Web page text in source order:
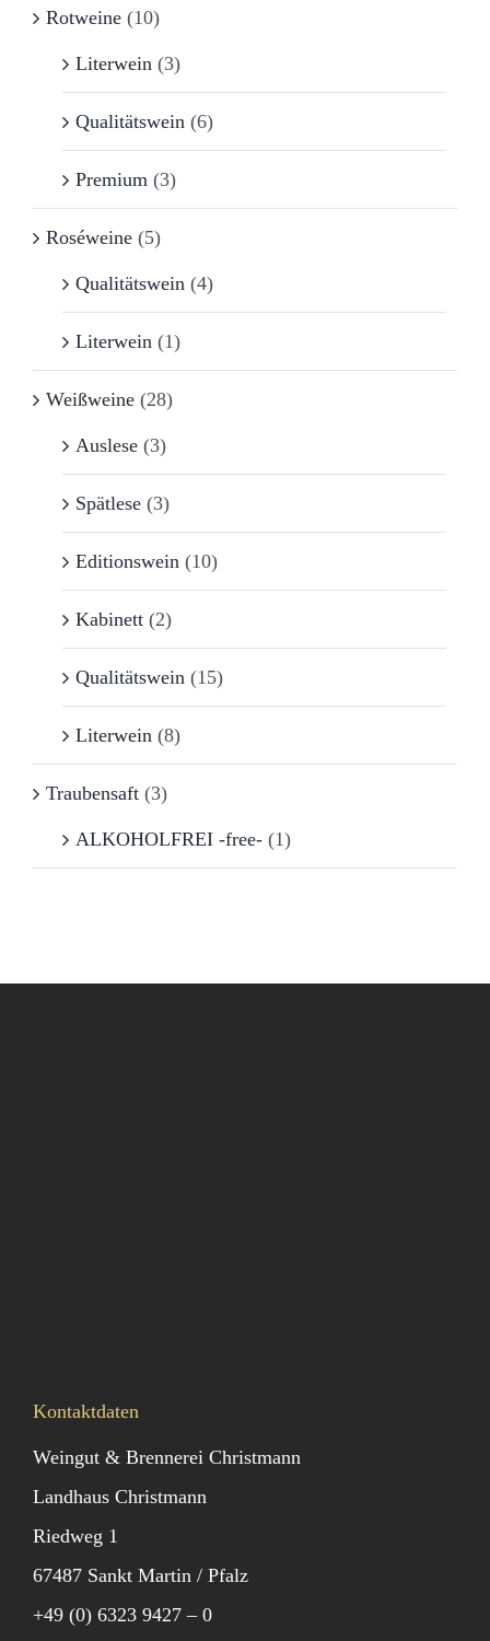
Rotweine (10)
Literwein (3)
Qualitätswein (6)
Premium (3)
Roséweine (5)
Qualitätswein (4)
Literwein (1)
Weißweine (28)
Auslese (3)
Spätlese (3)
Editionswein (10)
Kabinett (2)
Qualitätswein (15)
Literwein (8)
Traubensaft (3)
ALKOHOLFREI -free- (1)
Kontaktdaten
Weingut & Brennerei Christmann
Landhaus Christmann
Riedweg 1
67487 Sankt Martin / Pfalz
+49 (0) 6323 9427 – 0